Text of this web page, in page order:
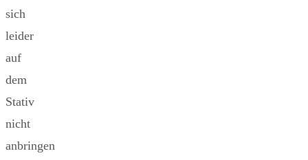
sich
leider
auf
dem
Stativ
nicht
anbringen